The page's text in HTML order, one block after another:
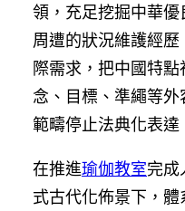
領，充足挖掘中華
周遭的狀況維護經
際需求，把中國特
念、目標、準繩等
範疇停止法典化表達
在推進瑜伽教室完成
式古代化佈景下，